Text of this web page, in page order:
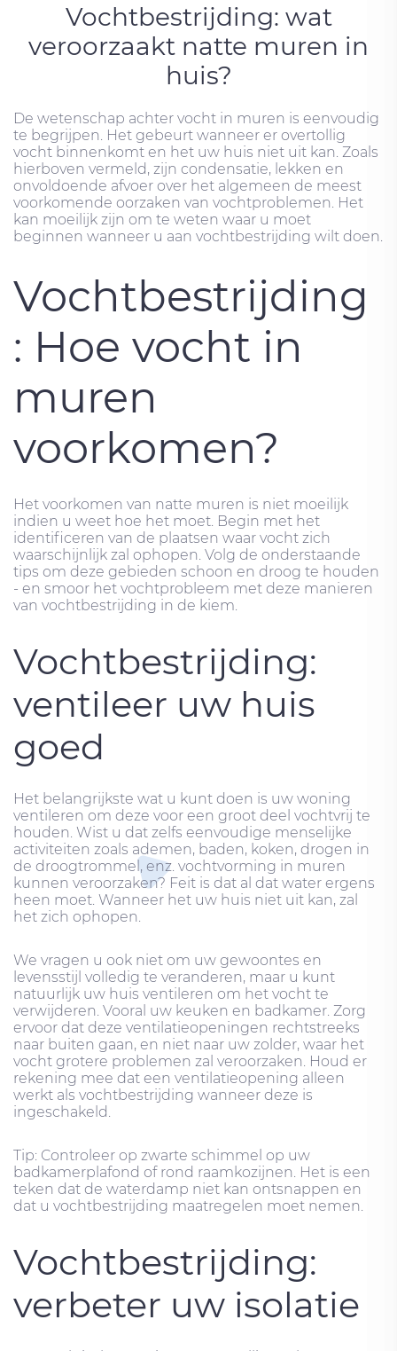
Vochtbestrijding: wat
veroorzaakt natte muren in
huis?
De wetenschap achter vocht in muren is eenvoudig
te begrijpen. Het gebeurt wanneer er overtollig
vocht binnenkomt en het uw huis niet uit kan. Zoals
hierboven vermeld, zijn condensatie, lekken en
onvoldoende afvoer over het algemeen de meest
voorkomende oorzaken van vochtproblemen. Het
kan moeilijk zijn om te weten waar u moet
beginnen wanneer u aan vochtbestrijding wilt doen.
Vochtbestrijding
: Hoe vocht in
muren
voorkomen?
Het voorkomen van natte muren is niet moeilijk
indien u weet hoe het moet. Begin met het
identificeren van de plaatsen waar vocht zich
waarschijnlijk zal ophopen. Volg de onderstaande
tips om deze gebieden schoon en droog te houden
- en smoor het vochtprobleem met deze manieren
van vochtbestrijding in de kiem.
Vochtbestrijding:
ventileer uw huis
goed
Het belangrijkste wat u kunt doen is uw woning
ventileren om deze voor een groot deel vochtvrij te
houden. Wist u dat zelfs eenvoudige menselijke
activiteiten zoals ademen, baden, koken, drogen in
de droogtrommel, enz. vochtvorming in muren
kunnen veroorzaken? Feit is dat al dat water ergens
heen moet. Wanneer het uw huis niet uit kan, zal
het zich ophopen.
We vragen u ook niet om uw gewoontes en
levensstijl volledig te veranderen, maar u kunt
natuurlijk uw huis ventileren om het vocht te
verwijderen. Vooral uw keuken en badkamer. Zorg
ervoor dat deze ventilatieopeningen rechtstreeks
naar buiten gaan, en niet naar uw zolder, waar het
vocht grotere problemen zal veroorzaken. Houd er
rekening mee dat een ventilatieopening alleen
werkt als vochtbestrijding wanneer deze is
ingeschakeld.
Tip: Controleer op zwarte schimmel op uw
badkamerplafond of rond raamkozijnen. Het is een
teken dat de waterdamp niet kan ontsnappen en
dat u vochtbestrijding maatregelen moet nemen.
Vochtbestrijding:
verbeter uw isolatie